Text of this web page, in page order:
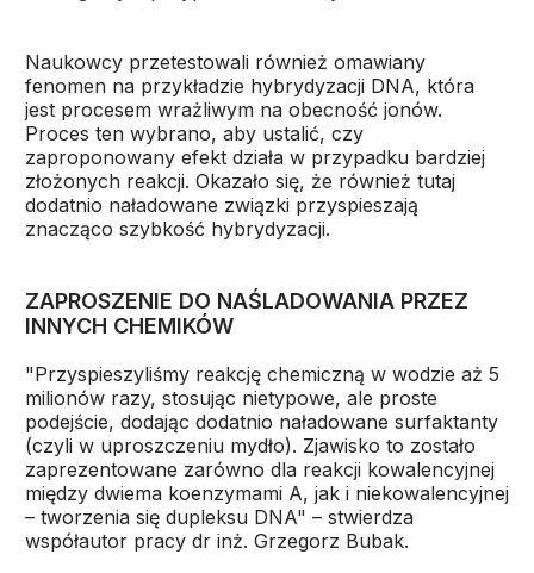
Naukowcy przetestowali również omawiany
fenomen na przykładzie hybrydyzacji DNA, która
jest procesem wrażliwym na obecność jonów.
Proces ten wybrano, aby ustalić, czy
zaproponowany efekt działa w przypadku bardziej
złożonych reakcji. Okazało się, że również tutaj
dodatnio naładowane związki przyspieszają
znacząco szybkość hybrydyzacji.
ZAPROSZENIE DO NAŚLADOWANIA PRZEZ
INNYCH CHEMIKÓW
"Przyspieszyliśmy reakcję chemiczną w wodzie aż 5
milionów razy, stosując nietypowe, ale proste
podejście, dodając dodatnio naładowane surfaktanty
(czyli w uproszczeniu mydło). Zjawisko to zostało
zaprezentowane zarówno dla reakcji kowalencyjnej
między dwiema koenzymami A, jak i niekowalencyjnej
– tworzenia się dupleksu DNA" – stwierdza
współautor pracy dr inż. Grzegorz Bubak.